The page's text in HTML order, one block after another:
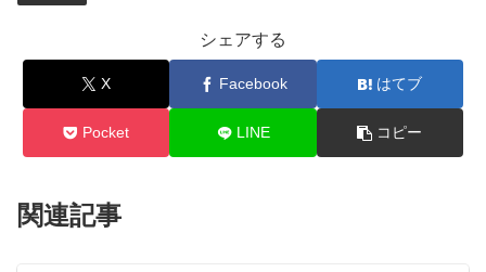
シェアする
X Facebook はてブ
Pocket LINE コピー
関連記事